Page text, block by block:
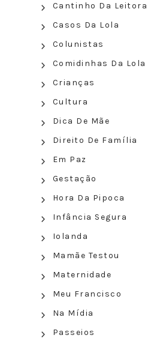
Cantinho Da Leitora
Casos Da Lola
Colunistas
Comidinhas Da Lola
Crianças
Cultura
Dica De Mãe
Direito De Família
Em Paz
Gestação
Hora Da Pipoca
Infância Segura
Iolanda
Mamãe Testou
Maternidade
Meu Francisco
Na Mídia
Passeios